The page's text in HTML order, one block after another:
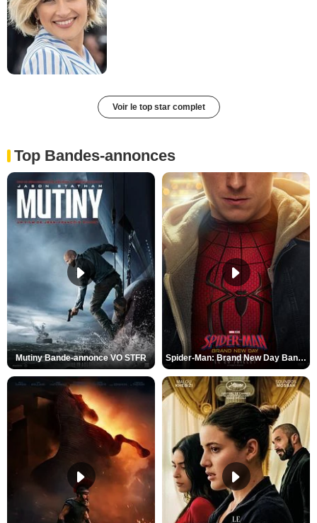
Voir le top star complet
Top Bandes-annonces
Mutiny Bande-annonce VO STFR Spider-Man: Brand New Day Bande-annonce VO STFR